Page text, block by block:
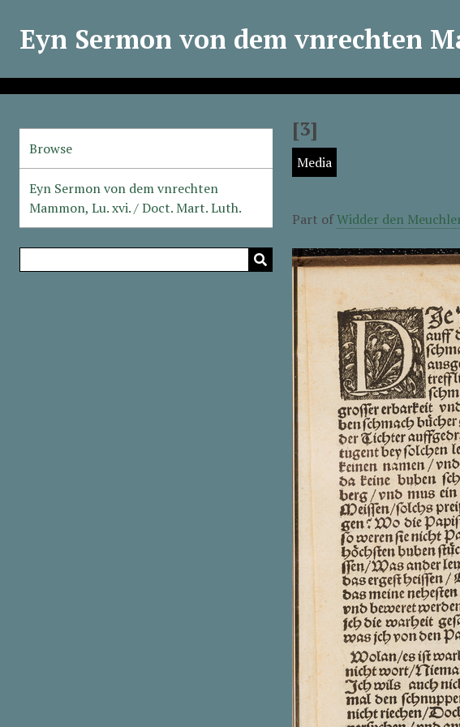
Eyn Sermon von dem vnrechten
Browse
Eyn Sermon von dem vnrechten
Mammon, Lu. xvi. / Doct. Mart. Luth.
[3]
Media
Part ofWidder den